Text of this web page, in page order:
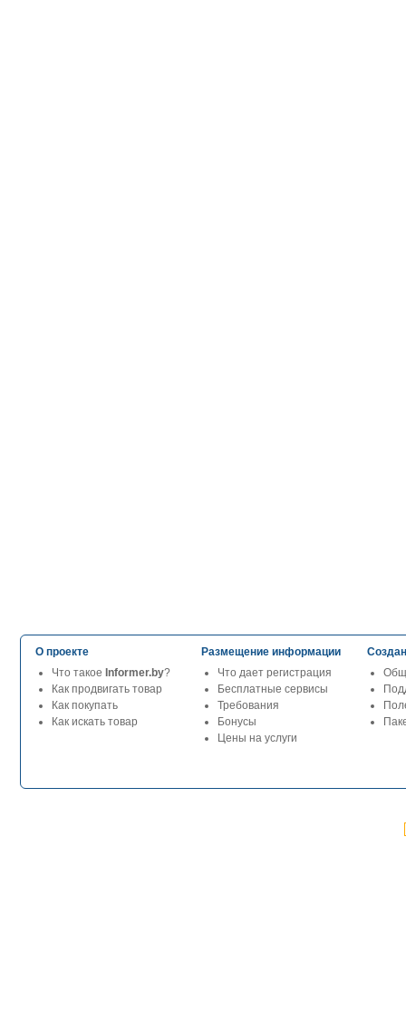
О проекте
Что такое Informer.by?
Как продвигать товар
Как покупать
Как искать товар
Размещение информации
Что дает регистрация
Бесплатные сервисы
Требования
Бонусы
Цены на услуги